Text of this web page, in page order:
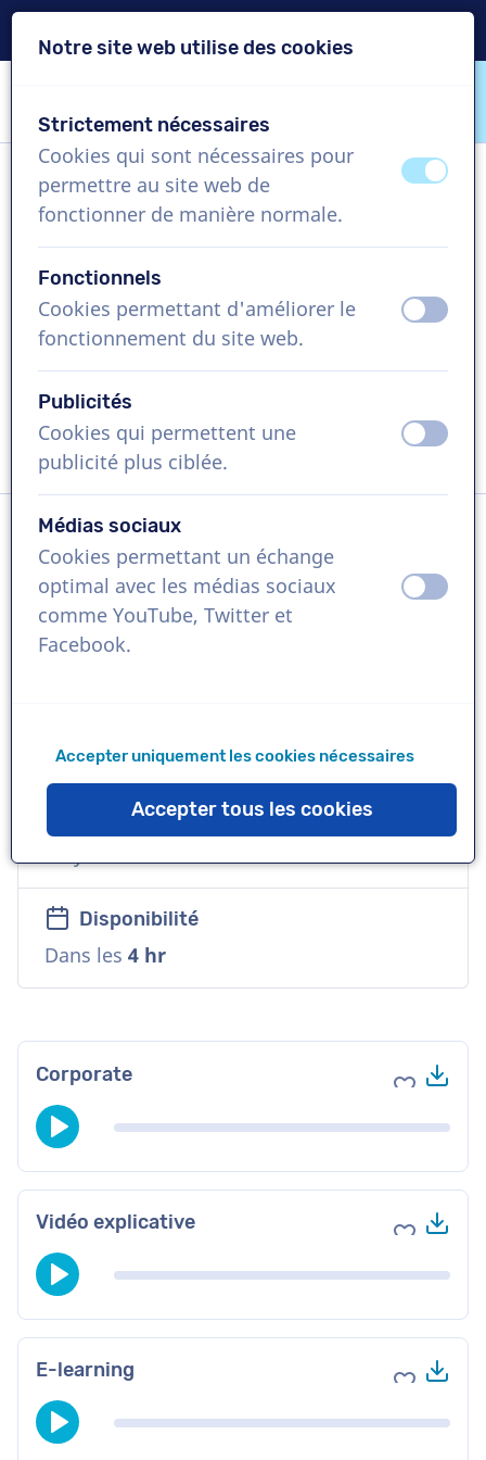
VoiceProductions
Marina
Femme, France
US$ 274,95
Vidéo d'entreprise , 1 - 250 mots
Demandez une démo gratuite
Langue
Français
Références
Voix
Jeune, Enjouée, Commerciale, Naturelle,
Disponibilité
Dans les 4 hr
Corporate Ajouter
Vidéo explicative Ajouter
E-learning Ajouter
Notre site web utilise des cookies
Strictement nécessaires
Cookies qui sont nécessaires pour
permettre au site web de
fonctionner de manière normale.
éteint
Fonctionnels
Cookies permettant d'améliorer le
fonctionnement du site web.
éteint
Publicités
Cookies qui permettent une
publicité plus ciblée.
éteint
Médias sociaux
Cookies permettant un échange
optimal avec les médias sociaux
comme YouTube, Twitter et
Facebook.
éteint
Accepter uniquement les cookies nécessaires
Accepter tous les cookies